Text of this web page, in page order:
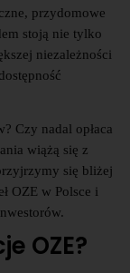
przydomowe
stoją nie tylko
niezależności
Czy nadal opłaca
wiążą się z
się bliżej
OZE w Polsce i
OZE?